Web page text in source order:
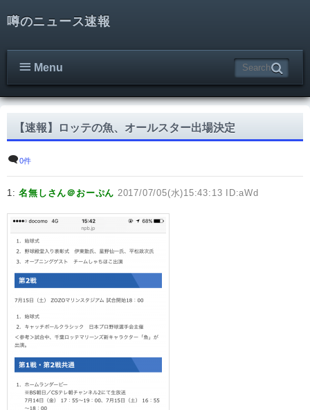
噂のニュース速報
Menu
【速報】ロッテの魚、オールスター出場決定
0件
1:名無しさん＠おーぷん 2017/07/05(水)15:43:13 ID:aWd